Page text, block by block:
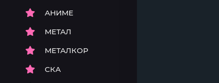
АНИМЕ
МЕТАЛ
МЕТАЛКОР
СКА